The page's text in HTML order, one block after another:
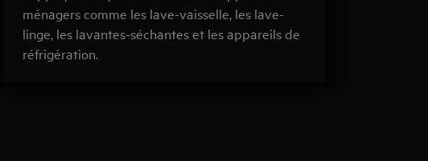
ménagers comme les lave-vaisselle, les lave-
linge, les lavantes-séchantes et les appareils de
réfrigération.